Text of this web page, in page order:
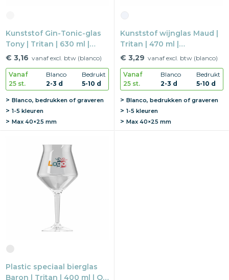
Kunststof Gin-Tonic-glas
Tony | Tritan | 630 ml |
Herbruikbaar
€ 3,16 vanaf excl. btw (blanco)
Vanaf
25 st.
Blanco
2-3 d
Bedrukt
5-10 d
Blanco, bedrukken of graveren
1-5 kleuren
Max 40×25 mm
Kunststof wijnglas Maud |
Tritan | 470 ml |
Herbruikbaar
€ 3,29 vanaf excl. btw (blanco)
Vanaf
25 st.
Blanco
2-3 d
Bedrukt
5-10 d
Blanco, bedrukken of graveren
1-5 kleuren
Max 40×25 mm
Plastic speciaal bierglas
Baron | Tritan | 400 ml | Op